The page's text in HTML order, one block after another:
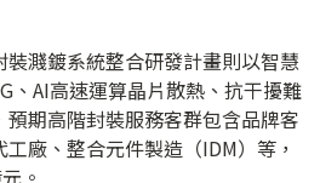
濺鍍系統整合研發計畫則以智慧
、AI高速運算晶片散熱、抗干擾難
期高階封裝服務客群包含品牌客
廠、整合元件製造（IDM）等，